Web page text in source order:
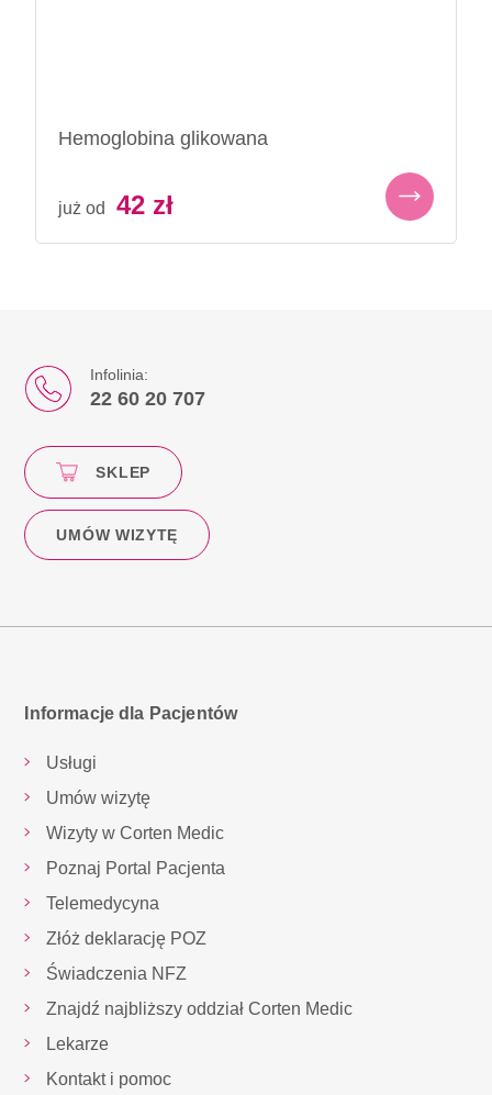
Hemoglobina glikowana
już od 42 zł
Infolinia:
22 60 20 707
SKLEP
UMÓW WIZYTĘ
Informacje dla Pacjentów
Usługi
Umów wizytę
Wizyty w Corten Medic
Poznaj Portal Pacjenta
Telemedycyna
Złóż deklarację POZ
Świadczenia NFZ
Znajdź najbliższy oddział Corten Medic
Lekarze
Kontakt i pomoc